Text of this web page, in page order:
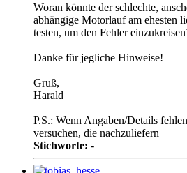
Woran könnte der schlechte,
abhängige Motorlauf am ehesten
testen, um den Fehler
Danke für jegliche Hinweise!
Gruß,
Harald
P.S.: Wenn Angaben/Details
versuchen, die nachzuliefern
Stichworte: -